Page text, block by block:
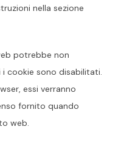
nella sezione
potrebbe non
cookie sono disabilitati.
essi verranno
fornito quando
web.